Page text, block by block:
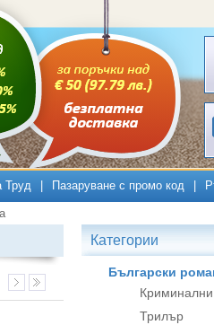
Труд Пазаруване с промо код
Категории
Български
Трилър